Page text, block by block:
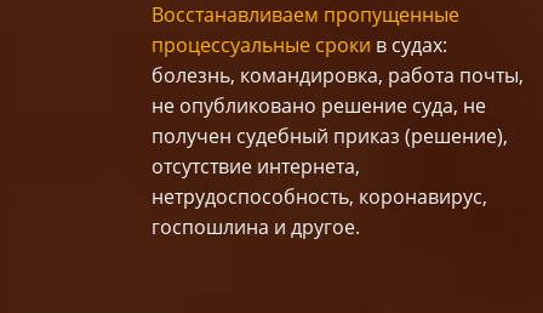
Восстанавливаем пропущенные
процессуальные сроки в судах:
болезнь, командировка, работа почты,
не опубликовано решение суда, не
получен судебный приказ (решение),
отсутствие интернета,
нетрудоспособность, коронавирус,
госпошлина и другое.